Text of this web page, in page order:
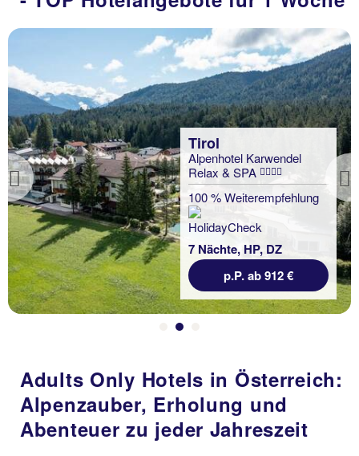
Previous
Tirol
Alpenhotel Karwendel
Relax & SPA
100 % Weiterempfehlung
7 Nächte, HP, DZ
p.P. ab 912 €
Adults Only Hotels in Österreich:
Alpenzauber, Erholung und
Abenteuer zu jeder Jahreszeit